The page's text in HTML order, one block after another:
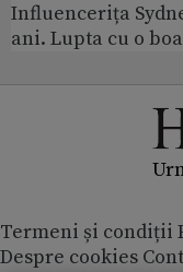
Influencerița
ani. Lupta cu o
Termeni și condiții
Despre cookies